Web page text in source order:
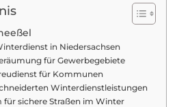
in Niedersachsen
für Gewerbegebiete
für Kommunen
Winterdienstleistungen
für sichere Straßen im Winter